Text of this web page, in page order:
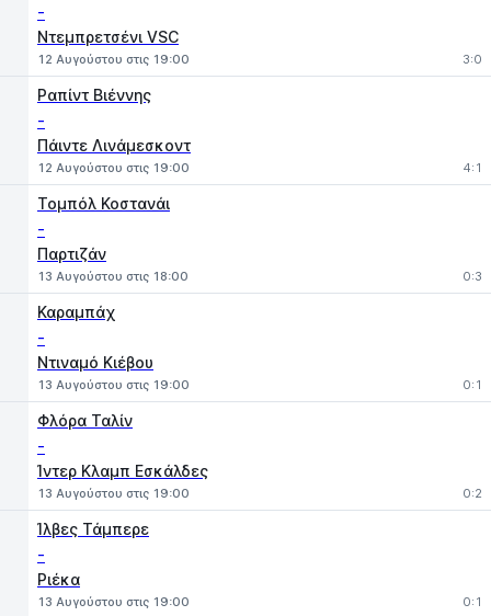
-
Ντεμπρετσένι VSC
12 Αυγούστου στις 19:00 3:0
Ραπίντ Βιέννης
-
Πάιντε Λινάμεσκοντ
12 Αυγούστου στις 19:00 4:1
Τομπόλ Κοστανάι
-
Παρτιζάν
13 Αυγούστου στις 18:00 0:3
Καραμπάχ
-
Ντιναμό Κιέβου
13 Αυγούστου στις 19:00 0:1
Φλόρα Ταλίν
-
Ίντερ Κλαμπ Εσκάλδες
13 Αυγούστου στις 19:00 0:2
Ίλβες Τάμπερε
-
Ριέκα
13 Αυγούστου στις 19:00 0:1